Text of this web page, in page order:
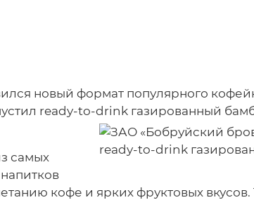
новый формат популярного
ready-to-drink газированный
самых
кофе и ярких фруктовых